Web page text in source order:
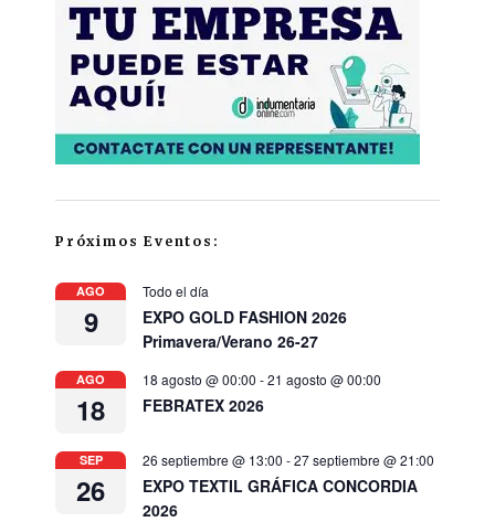
Próximos Eventos:
AGO
9
Todo el día
EXPO GOLD FASHION 2026
Primavera/Verano 26-27
AGO
18
18 agosto @ 00:00 -21 agosto @ 00:00
FEBRATEX 2026
SEP
26
26 septiembre @ 13:00 -27 septiembre @ 21:00
EXPO TEXTIL GRÁFICA CONCORDIA
2026